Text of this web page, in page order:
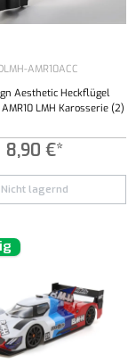
AMR10ACC
Aesthetic Heckflügel
LMH Karosserie (2)
8,90 €*
Nicht lagernd